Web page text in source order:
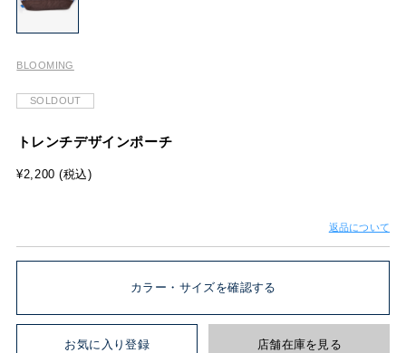
BLOOMING
SOLDOUT
トレンチデザインポーチ
¥2,200 (税込)
返品について
カラー・サイズを確認する
お気に入り登録 店舗在庫を見る